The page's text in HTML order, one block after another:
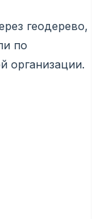
геодерево,
по
организации.